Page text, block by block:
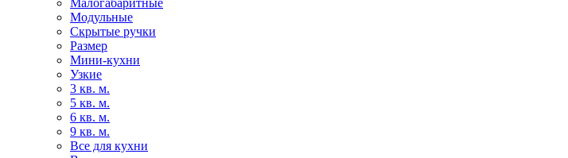
Модульные
Скрытые ручки
Размер
Мини-кухни
Узкие
3 кв. м.
5 кв. м.
6 кв. м.
9 кв. м.
Все для кухни